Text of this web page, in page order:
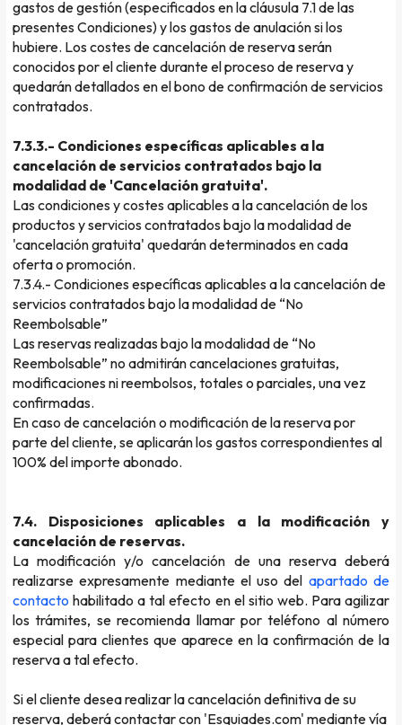
gastos de gestión (especificados en la cláusula 7.1 de las
presentes Condiciones) y los gastos de anulación si los
hubiere. Los costes de cancelación de reserva serán
conocidos por el cliente durante el proceso de reserva y
quedarán detallados en el bono de confirmación de servicios
contratados.
7.3.3.- Condiciones específicas aplicables a la
cancelación de servicios contratados bajo la
modalidad de 'Cancelación gratuita'.
Las condiciones y costes aplicables a la cancelación de los
productos y servicios contratados bajo la modalidad de
'cancelación gratuita' quedarán determinados en cada
oferta o promoción.
7.3.4.- Condiciones específicas aplicables a la cancelación de
servicios contratados bajo la modalidad de “No
Reembolsable”
Las reservas realizadas bajo la modalidad de “No
Reembolsable” no admitirán cancelaciones gratuitas,
modificaciones ni reembolsos, totales o parciales, una vez
confirmadas.
En caso de cancelación o modificación de la reserva por
parte del cliente, se aplicarán los gastos correspondientes al
100% del importe abonado.
7.4. Disposiciones aplicables a la modificación y
cancelación de reservas.
La modificación y/o cancelación de una reserva deberá
realizarse expresamente mediante el uso del apartado de
contacto habilitado a tal efecto en el sitio web. Para agilizar
los trámites, se recomienda llamar por teléfono al número
especial para clientes que aparece en la confirmación de la
reserva a tal efecto.
Si el cliente desea realizar la cancelación definitiva de su
reserva, deberá contactar con 'Esquiades.com' mediante vía